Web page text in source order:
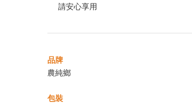
請安心享用
品牌
農純鄉
包裝